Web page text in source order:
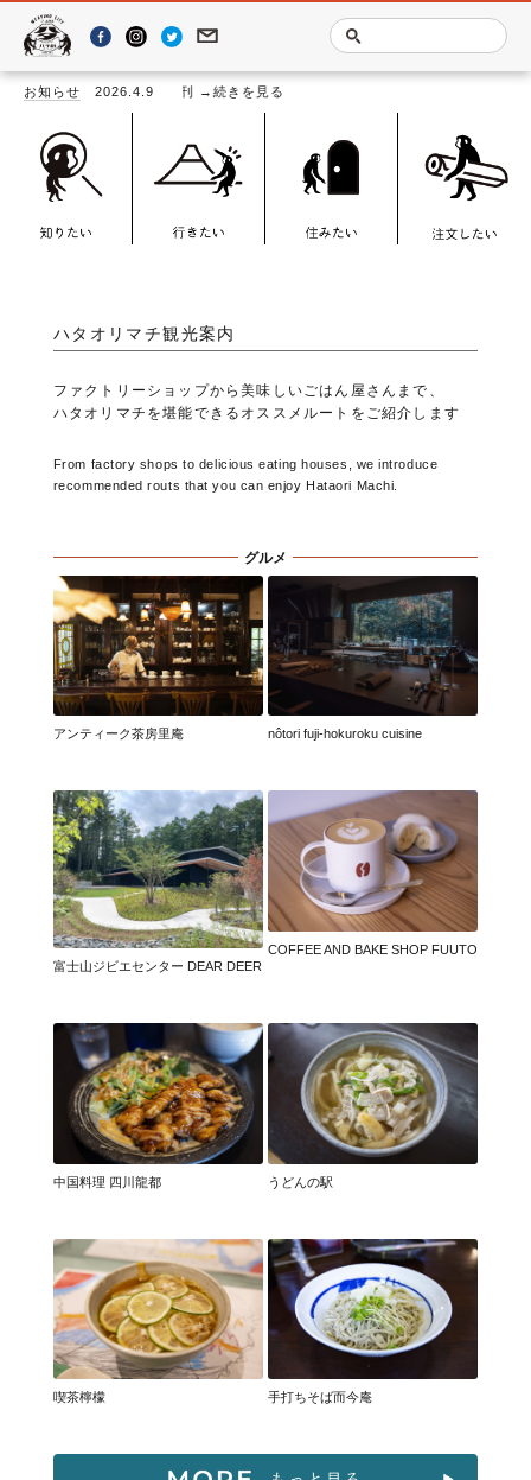
お知らせ 2026.4.9
－」発刊→続きを見る
SEEING一覧
ハタオリマチ観光案内
ファクトリーショップから美味しいごはん屋さんまで、
ハタオリマチを堪能できるオススメルートをご紹介します
From factory shops to delicious eating houses, we introduce
recommended routs that you can enjoy Hataori Machi.
グルメ
アンティーク茶房里庵 nôtori fuji-hokuroku cuisine
富士山ジビエセンター DEAR DEER
COFFEE AND BAKE SHOP FUUTO
中国料理 四川龍都 うどんの駅
喫茶檸檬 手打ちそば而今庵